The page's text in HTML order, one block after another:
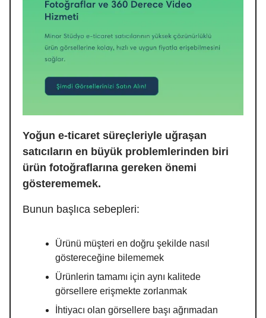
Yoğun e-ticaret süreçleriyle uğraşan
satıcıların en büyük problemlerinden biri
ürün fotoğraflarına gereken önemi
gösterememek.
Bunun başlıca sebepleri:
Ürünü müşteri en doğru şekilde nasıl
göstereceğine bilememek
Ürünlerin tamamı için aynı kalitede
görsellere erişmekte zorlanmak
İhtiyacı olan görsellere başı ağrımadan